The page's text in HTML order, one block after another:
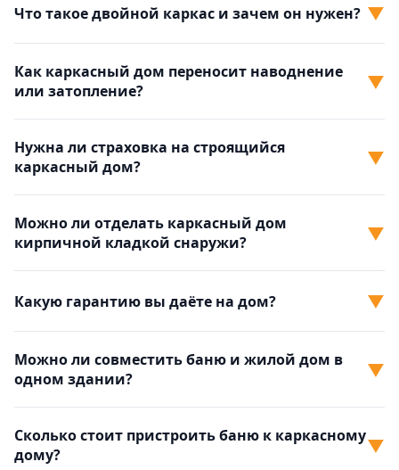
Что такое двойной каркас и зачем он нужен? ▼
Как каркасный дом переносит наводнение
или затопление?
▼
Нужна ли страховка на строящийся
каркасный дом?
▼
Можно ли отделать каркасный дом
кирпичной кладкой снаружи?
▼
Какую гарантию вы даёте на дом? ▼
Можно ли совместить баню и жилой дом в
одном здании?
▼
Сколько стоит пристроить баню к каркасному
дому?
▼